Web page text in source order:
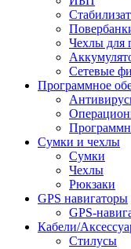
Чехлы для
Сетевые
Программное
Сумки и чехлы
Сумки
Чехлы
Рюкзаки
GPS навигаторы
GPS-
Кабели/
Стилусы